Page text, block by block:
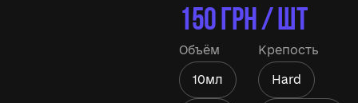
150ГРН / ШТ
Объём
10мл
Крепость
Hard